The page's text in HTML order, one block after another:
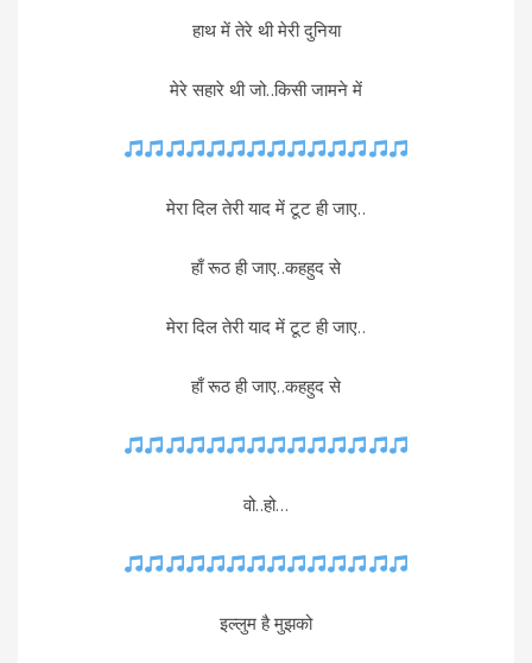
हाथ में तेरे थी मेरी दुनिया
मेरे सहारे थी जो..किसी जामने में
मेरा दिल तेरी याद में टूट ही जाए..
हाँ रूठ ही जाए..कहहुद से
मेरा दिल तेरी याद में टूट ही जाए..
हाँ रूठ ही जाए..कहहुद से
वो..हो…
इल्लुम है मुझको